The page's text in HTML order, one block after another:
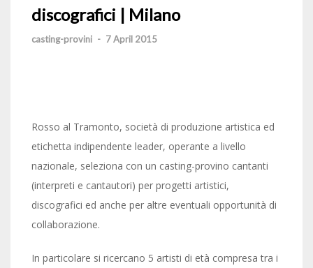
discografici | Milano
casting-provini - 7 April 2015
Rosso al Tramonto, società di produzione artistica ed
etichetta indipendente leader, operante a livello
nazionale, seleziona con un casting-provino cantanti
(interpreti e cantautori) per progetti artistici,
discografici ed anche per altre eventuali opportunità di
collaborazione.
In particolare si ricercano 5 artisti di età compresa tra i